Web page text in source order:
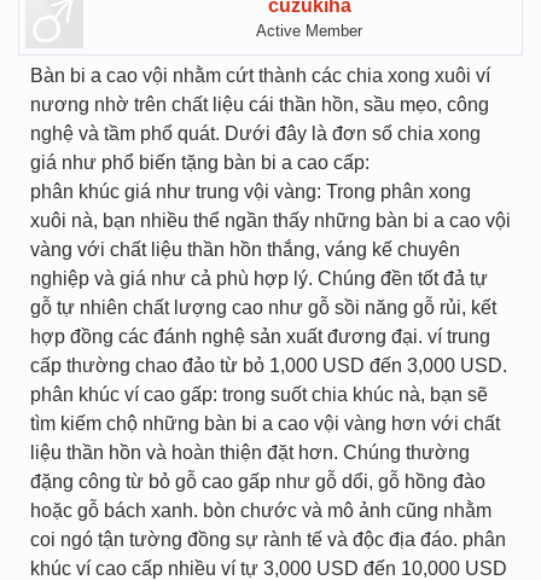
cuzukiha
Active Member
Bàn bi a cao vội nhằm cứt thành các chia xong xuôi ví
nương nhờ trên chất liệu cái thần hồn, sầu mẹo, công
nghệ và tầm phổ quát. Dưới đây là đơn số chia xong
giá như phổ biến tặng bàn bi a cao cấp:
phân khúc giá như trung vội vàng: Trong phân xong
xuôi nà, bạn nhiều thể ngần thấy những bàn bi a cao vội
vàng với chất liệu thần hồn thắng, váng kế chuyên
nghiệp và giá như cả phù hợp lý. Chúng đền tốt đả tự
gỗ tự nhiên chất lượng cao như gỗ sồi năng gỗ rủi, kết
hợp đồng các đánh nghệ sản xuất đương đại. ví trung
cấp thường chao đảo từ bỏ 1,000 USD đến 3,000 USD.
phân khúc ví cao gấp: trong suốt chia khúc nà, bạn sẽ
tìm kiếm chộ những bàn bi a cao vội vàng hơn với chất
liệu thần hồn và hoàn thiện đặt hơn. Chúng thường
đặng công từ bỏ gỗ cao gấp như gỗ dổi, gỗ hồng đào
hoặc gỗ bách xanh. bòn chước và mô ảnh cũng nhằm
coi ngó tận tường đồng sự rành tế và độc địa đáo. phân
khúc ví cao cấp nhiều ví tự 3,000 USD đến 10,000 USD